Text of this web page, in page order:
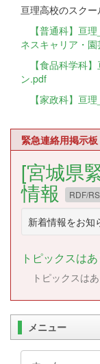
亘理高校のスク
【普通科】亘
ネスキャリア・
【食品科学科
ン.pdf
【家政科】亘
緊急連絡用掲示板
[宮城県
情報 RDF/
新着情報をお知
トピックスはあ
トピックスは
メニュー